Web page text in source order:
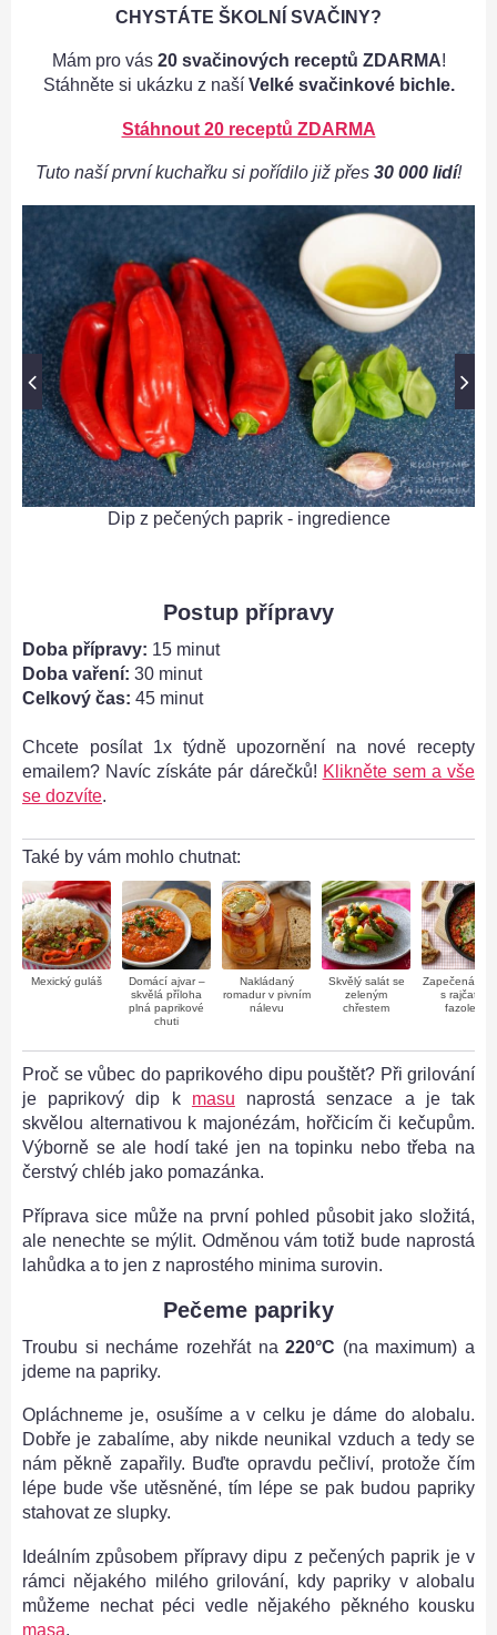
CHYSTÁTE ŠKOLNÍ SVAČINY?
Mám pro vás 20 svačinových receptů ZDARMA!
Stáhněte si ukázku z naší Velké svačinkové bichle.
Stáhnout 20 receptů ZDARMA
Tuto naší první kuchařku si pořídilo již přes 30 000 lidí!
Dip z pečených paprik - ingredience
Postup přípravy
Doba přípravy: 15 minut
Doba vaření: 30 minut
Celkový čas: 45 minut
Chcete posílat 1x týdně upozornění na nové recepty
emailem? Navíc získáte pár dárečků! Klikněte sem a vše
se dozvíte.
Také by vám mohlo chutnat:
Mexický guláš
Domácí ajvar –
skvělá příloha
plná paprikové
chuti
Nakládaný
romadur v pivním
nálevu
Skvělý salát se
zeleným
chřestem
Zapečená
s rajčaty a
fazolemi
Proč se vůbec do paprikového dipu pouštět? Při grilování
je paprikový dip k masu naprostá senzace a je tak
skvělou alternativou k majonézám, hořčicím či kečupům.
Výborně se ale hodí také jen na topinku nebo třeba na
čerstvý chléb jako pomazánka.
Příprava sice může na první pohled působit jako složitá,
ale nenechte se mýlit. Odměnou vám totiž bude naprostá
lahůdka a to jen z naprostého minima surovin.
Pečeme papriky
Troubu si necháme rozehřát na220°C (na maximum) a
jdeme na papriky.
Opláchneme je, osušíme a v celku je dáme do alobalu.
Dobře je zabalíme, aby nikde neunikal vzduch a tedy se
nám pěkně zapařily. Buďte opravdu pečliví, protože čím
lépe bude vše utěsněné, tím lépe se pak budou papriky
stahovat ze slupky.
Ideálním způsobem přípravy dipu z pečených paprik je v
rámci nějakého milého grilování, kdy papriky v alobalu
můžeme nechat péci vedle nějakého pěkného kousku
masa.